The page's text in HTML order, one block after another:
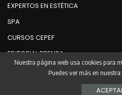
EXPERTOS EN ESTÉTICA
SPA
CURSOS CEPEF
EDITORIAL PRENSA
© Copyright Editorial
Nuestra página web usa cookies para
Puedes ver más en nuestra: